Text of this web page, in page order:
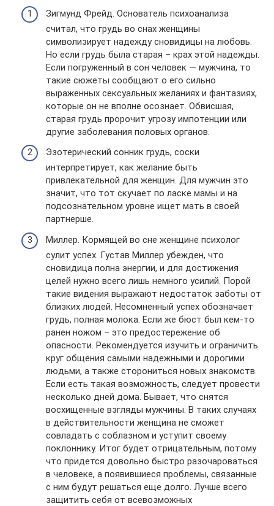
Зигмунд Фрейд. Основатель психоанализа
считал, что грудь во снах женщины
символизирует надежду сновидицы на любовь.
Но если грудь была старая – крах этой надежды.
Если погруженный в сон человек — мужчина, то
такие сюжеты сообщают о его сильно
выраженных сексуальных желаниях и фантазиях,
которые он не вполне осознает. Обвисшая,
старая грудь пророчит угрозу импотенции или
другие заболевания половых органов.
Эзотерический сонник грудь, соски
интерпретирует, как желание быть
привлекательной для женщин. Для мужчин это
значит, что тот скучает по ласке мамы и на
подсознательном уровне ищет мать в своей
партнерше.
Миллер. Кормящей во сне женщине психолог
сулит успех. Густав Миллер убежден, что
сновидица полна энергии, и для достижения
целей нужно всего лишь немного усилий. Порой
такие видения выражают недостаток заботы от
близких людей. Несомненный успех обозначает
грудь, полная молока. Если же бюст был кем-то
ранен ножом – это предостережение об
опасности. Рекомендуется изучить и ограничить
круг общения самыми надежными и дорогими
людьми, а также сторониться новых знакомств.
Если есть такая возможность, следует провести
несколько дней дома. Бывает, что снятся
восхищенные взгляды мужчины. В таких случаях
в действительности женщина не сможет
совладать с соблазном и уступит своему
поклоннику. Итог будет отрицательным, потому
что придется довольно быстро разочароваться
в человеке, а появившиеся проблемы, связанные
с ним будут решаться еще долго. Лучше всего
защитить себя от всевозможных